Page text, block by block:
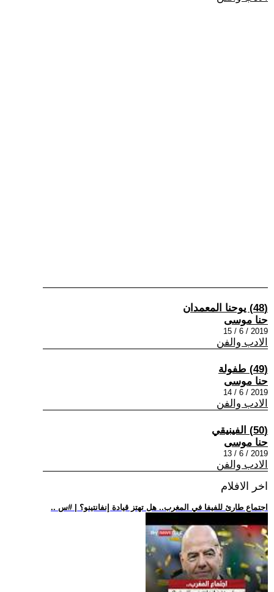
(48) يوحنا المعمدان
حنا موسى
2019 / 6 / 15
الادب والفن
(49) طفولة
حنا موسى
2019 / 6 / 14
الادب والفن
(50) الفينيقي
حنا موسى
2019 / 6 / 13
الادب والفن
اخر الافلام
.. اجتماع طارئ للفيفا في المغرب.. هل تهتز قيادة إنفانتينو؟ | #س